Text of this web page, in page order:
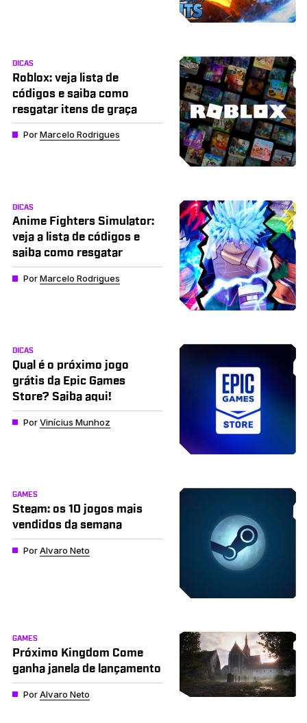
DICAS
Roblox: veja lista de
códigos e saiba como
resgatar itens de graça
PorMarcelo Rodrigues
DICAS
Anime Fighters Simulator:
veja a lista de códigos e
saiba como resgatar
PorMarcelo Rodrigues
DICAS
Qual é o próximo jogo
grátis da Epic Games
Store? Saiba aqui!
PorVinícius Munhoz
GAMES
Steam: os 10 jogos mais
vendidos da semana
PorAlvaro Neto
GAMES
Próximo Kingdom Come
ganha janela de lançamento
PorAlvaro Neto